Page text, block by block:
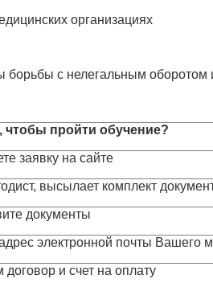
организациях
борьбы с нелегальным
чтобы пройти обучение?
заявку на сайте
высылает комплект
документы
электронной почты Вашего
и счет на оплату